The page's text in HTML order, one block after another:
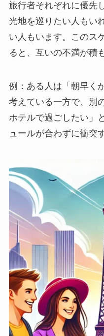
旅行者それぞれに優先
光地を巡りたい人もい
い人もいます。このス
ると、互いの不満が積
例：ある人は「朝早く
考えている一方で、別
ホテルで過ごしたい」
ュールが合わずに衝突